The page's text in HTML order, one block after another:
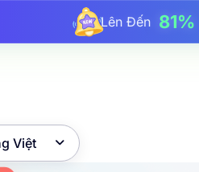
Lên Đến
Lên Đến
Việt 